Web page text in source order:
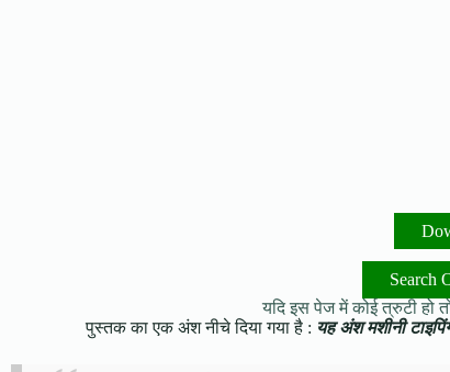
Search
यदि इस पेज में कोई त्रुटी हो
पुस्तक का एक अंश नीचे दिया गया है : यह अंश मशीनी